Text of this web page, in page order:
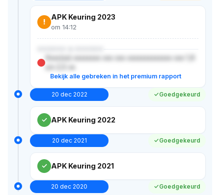
!
APK Keuring 2023
om 14:12
XXXXXX & XXXXXX
Xxxx(xx) xxxxxxxx xxx xxx xxxxxxxxxxxxx xxx 1,6
Bekijk alle gebreken in het premium rapport
20 dec 2022 Goedgekeurd
APK Keuring 2022
20 dec 2021 Goedgekeurd
APK Keuring 2021
20 dec 2020 Goedgekeurd